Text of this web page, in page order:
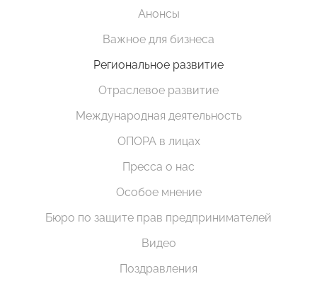
Анонсы
Важное для бизнеса
Региональное развитие
Отраслевое развитие
Международная деятельность
ОПОРА в лицах
Пресса о нас
Особое мнение
Бюро по защите прав предпринимателей
Видео
Поздравления